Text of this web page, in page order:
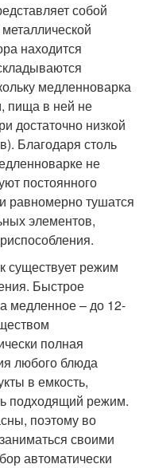
собой
находится
медленноварка
пища в ней не
достаточно низкой
Благодаря столь
не
постоянного
равномерно тушатся
элементов,
существует режим
Быстрое
медленное – до 12-
полная
любого блюда
в емкость,
подходящий режим.
поэтому во
своими
автоматически